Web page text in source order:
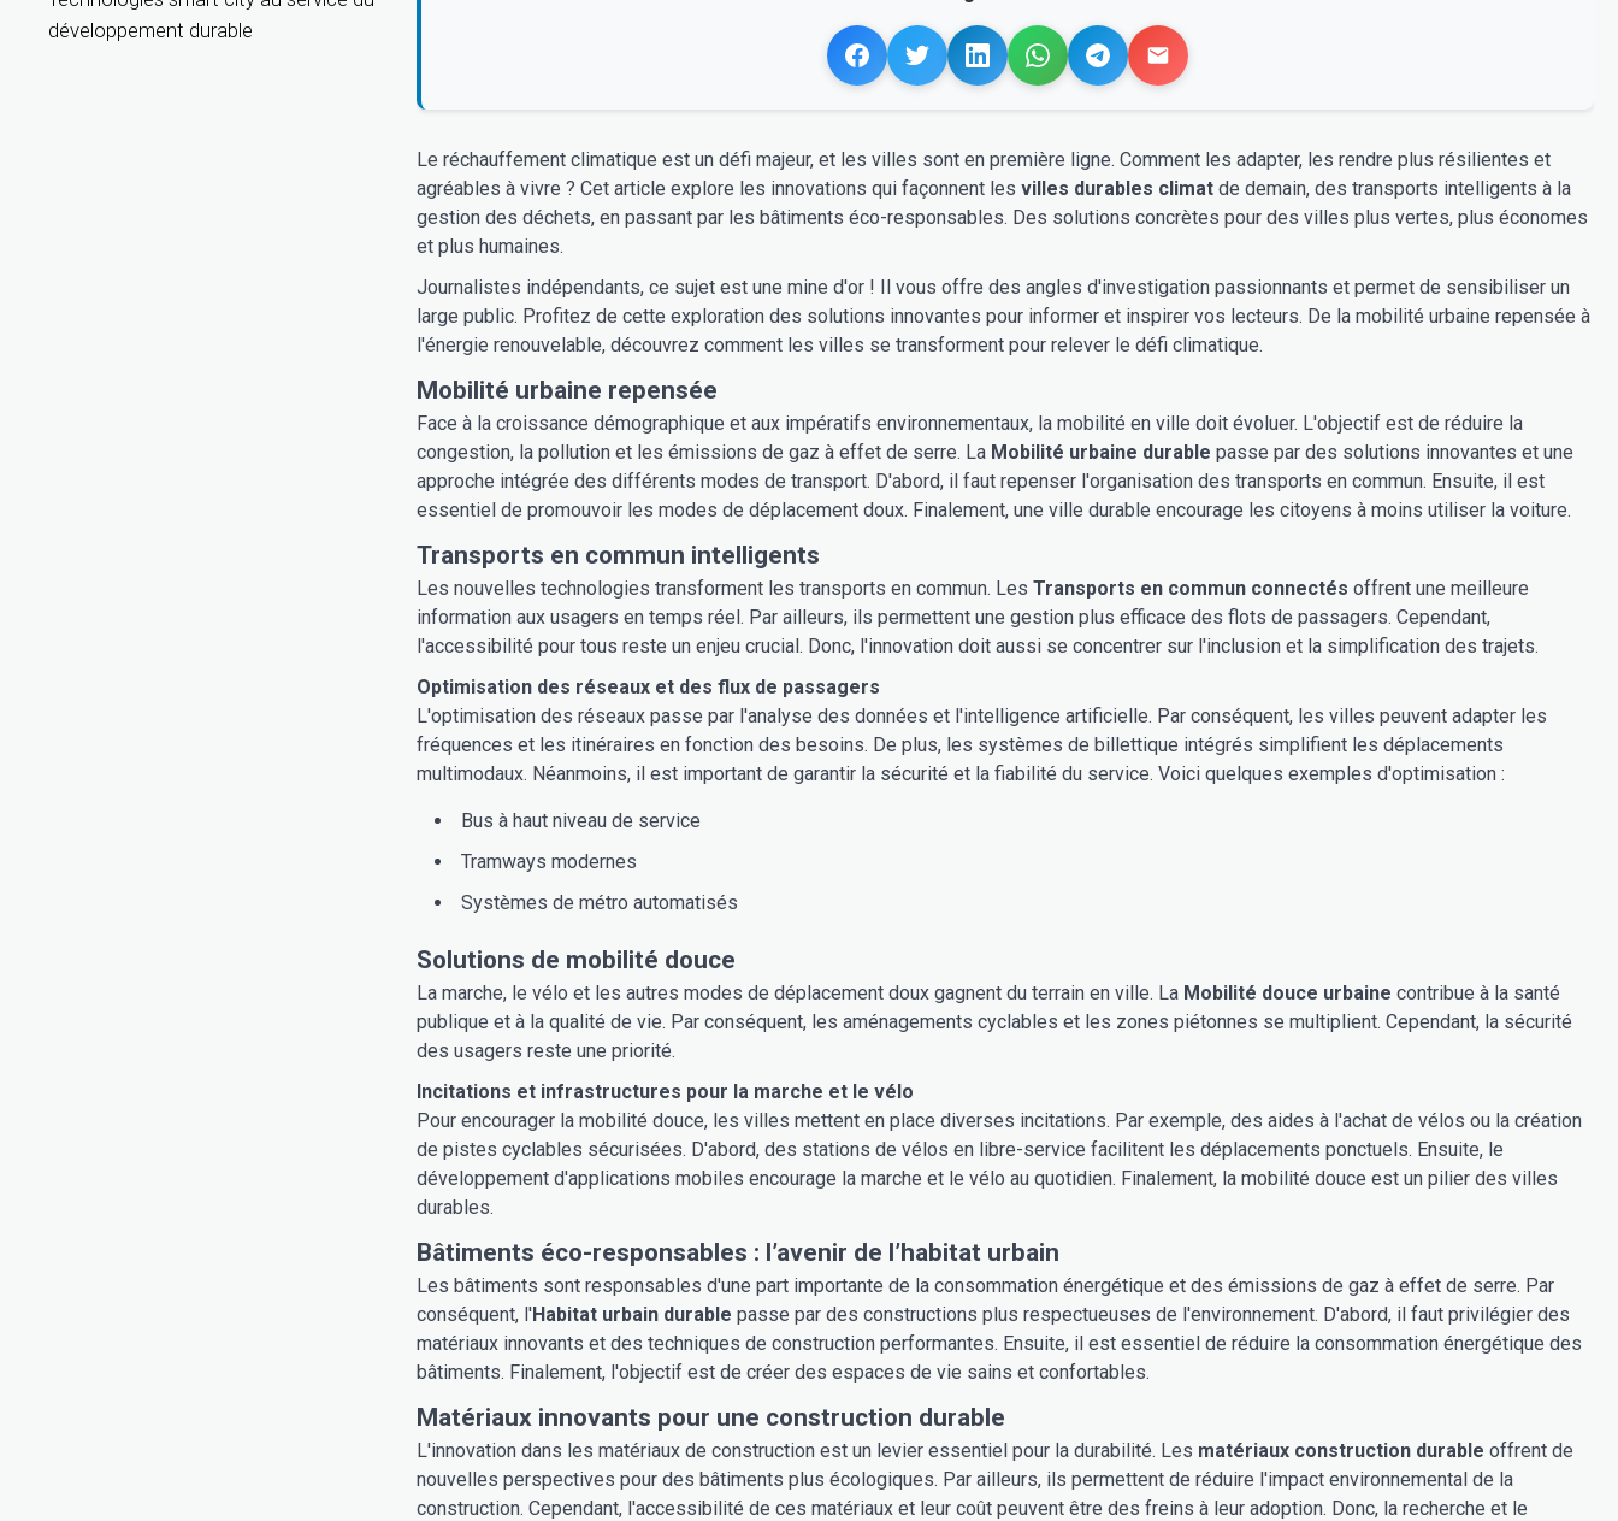
Le réchauffement climatique est un défi majeur, et les villes sont en première ligne. Comment les adapter, les rendre plus résilientes et
agréables à vivre ? Cet article explore les innovations qui façonnent les villes durables climat de demain, des transports intelligents à la
gestion des déchets, en passant par les bâtiments éco-responsables. Des solutions concrètes pour des villes plus vertes, plus économes
et plus humaines.
Journalistes indépendants, ce sujet est une mine d'or ! Il vous offre des angles d'investigation passionnants et permet de sensibiliser un
large public. Profitez de cette exploration des solutions innovantes pour informer et inspirer vos lecteurs. De la mobilité urbaine repensée à
l'énergie renouvelable, découvrez comment les villes se transforment pour relever le défi climatique.
Mobilité urbaine repensée
Face à la croissance démographique et aux impératifs environnementaux, la mobilité en ville doit évoluer. L'objectif est de réduire la
congestion, la pollution et les émissions de gaz à effet de serre. La Mobilité urbaine durable passe par des solutions innovantes et une
approche intégrée des différents modes de transport. D'abord, il faut repenser l'organisation des transports en commun. Ensuite, il est
essentiel de promouvoir les modes de déplacement doux. Finalement, une ville durable encourage les citoyens à moins utiliser la voiture.
Transports en commun intelligents
Les nouvelles technologies transforment les transports en commun. Les Transports en commun connectés offrent une meilleure
information aux usagers en temps réel. Par ailleurs, ils permettent une gestion plus efficace des flots de passagers. Cependant,
l'accessibilité pour tous reste un enjeu crucial. Donc, l'innovation doit aussi se concentrer sur l'inclusion et la simplification des trajets.
Optimisation des réseaux et des flux de passagers
L'optimisation des réseaux passe par l'analyse des données et l'intelligence artificielle. Par conséquent, les villes peuvent adapter les
fréquences et les itinéraires en fonction des besoins. De plus, les systèmes de billettique intégrés simplifient les déplacements
multimodaux. Néanmoins, il est important de garantir la sécurité et la fiabilité du service. Voici quelques exemples d'optimisation :
Bus à haut niveau de service
Tramways modernes
Systèmes de métro automatisés
Solutions de mobilité douce
La marche, le vélo et les autres modes de déplacement doux gagnent du terrain en ville. La Mobilité douce urbaine contribue à la santé
publique et à la qualité de vie. Par conséquent, les aménagements cyclables et les zones piétonnes se multiplient. Cependant, la sécurité
des usagers reste une priorité.
Incitations et infrastructures pour la marche et le vélo
Pour encourager la mobilité douce, les villes mettent en place diverses incitations. Par exemple, des aides à l'achat de vélos ou la création
de pistes cyclables sécurisées. D'abord, des stations de vélos en libre-service facilitent les déplacements ponctuels. Ensuite, le
développement d'applications mobiles encourage la marche et le vélo au quotidien. Finalement, la mobilité douce est un pilier des villes
durables.
Bâtiments éco-responsables : l’avenir de l’habitat urbain
Les bâtiments sont responsables d'une part importante de la consommation énergétique et des émissions de gaz à effet de serre. Par
conséquent, l'Habitat urbain durable passe par des constructions plus respectueuses de l'environnement. D'abord, il faut privilégier des
matériaux innovants et des techniques de construction performantes. Ensuite, il est essentiel de réduire la consommation énergétique des
bâtiments. Finalement, l'objectif est de créer des espaces de vie sains et confortables.
Matériaux innovants pour une construction durable
L'innovation dans les matériaux de construction est un levier essentiel pour la durabilité. Les matériaux construction durable offrent de
nouvelles perspectives pour des bâtiments plus écologiques. Par ailleurs, ils permettent de réduire l'impact environnemental de la
construction. Cependant, l'accessibilité de ces matériaux et leur coût peuvent être des freins à leur adoption. Donc, la recherche et le
développement durable